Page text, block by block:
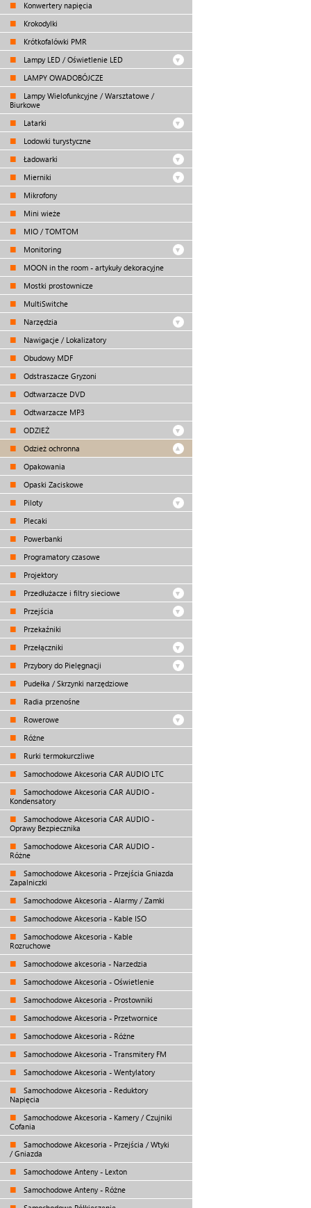
Konwertery napięcia
Krokodylki
Krótkofalówki PMR
Lampy LED / Oświetlenie LED
LAMPY OWADOBÓJCZE
Lampy Wielofunkcyjne / Warsztatowe /
Biurkowe
Latarki
Lodowki turystyczne
Ładowarki
Mierniki
Mikrofony
Mini wieże
MIO / TOMTOM
Monitoring
MOON in the room - artykuły dekoracyjne
Mostki prostownicze
MultiSwitche
Narzędzia
Nawigacje / Lokalizatory
Obudowy MDF
Odstraszacze Gryzoni
Odtwarzacze DVD
Odtwarzacze MP3
ODZIEŻ
Odzież ochronna
Opakowania
Opaski Zaciskowe
Piloty
Plecaki
Powerbanki
Programatory czasowe
Projektory
Przedłużacze i filtry sieciowe
Przejścia
Przekaźniki
Przełączniki
Przybory do Pielęgnacji
Pudełka / Skrzynki narzędziowe
Radia przenośne
Rowerowe
Różne
Rurki termokurczliwe
Samochodowe Akcesoria CAR AUDIO LTC
Samochodowe Akcesoria CAR AUDIO -
Kondensatory
Samochodowe Akcesoria CAR AUDIO -
Oprawy Bezpiecznika
Samochodowe Akcesoria CAR AUDIO -
Różne
Samochodowe Akcesoria - Przejścia Gniazda
Zapalniczki
Samochodowe Akcesoria - Alarmy / Zamki
Samochodowe Akcesoria - Kable ISO
Samochodowe Akcesoria - Kable
Rozruchowe
Samochodowe akcesoria - Narzedzia
Samochodowe Akcesoria - Oświetlenie
Samochodowe Akcesoria - Prostowniki
Samochodowe Akcesoria - Przetwornice
Samochodowe Akcesoria - Różne
Samochodowe Akcesoria - Transmitery FM
Samochodowe Akcesoria - Wentylatory
Samochodowe Akcesoria - Reduktory
Napięcia
Samochodowe Akcesoria - Kamery / Czujniki
Cofania
Samochodowe Akcesoria - Przejścia / Wtyki
/ Gniazda
Samochodowe Anteny - Lexton
Samochodowe Anteny - Różne